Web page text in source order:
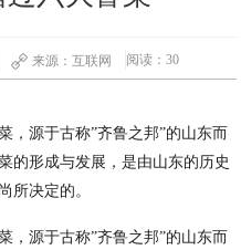
来源：互联网 阅读：30
，源于古称”齐鲁之邦”的山东而
的形成与发展，是由山东的历史
所决定的。
，源于古称”齐鲁之邦”的山东而